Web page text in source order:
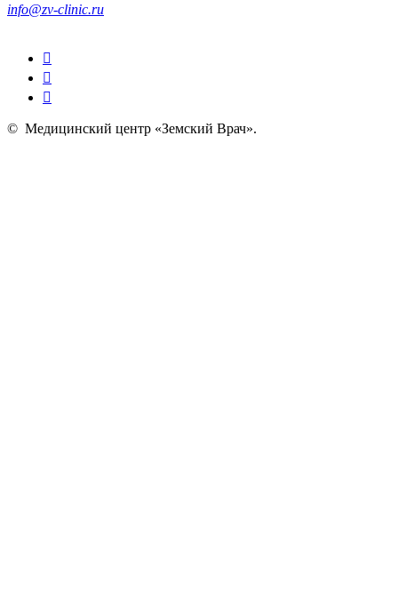
info@zv-clinic.ru
© Медицинский центр «Земский Врач».